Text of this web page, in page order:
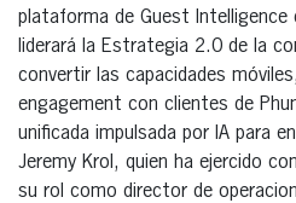
plataforma de Guest Intelligence
liderará la Estrategia 2.0 de la
convertir las capacidades
engagement con clientes de
unificada impulsada por IA para
Jeremy Krol, quien ha ejercido
su rol como director de